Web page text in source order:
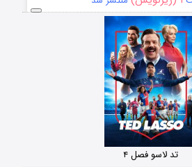
تد لاسو فصل ۴